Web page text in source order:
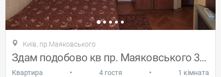
Київ, пр.Маяковського
Здам подобово кв пр. Маяковського 32д
Квартира • 4 гостя • 1 кімната